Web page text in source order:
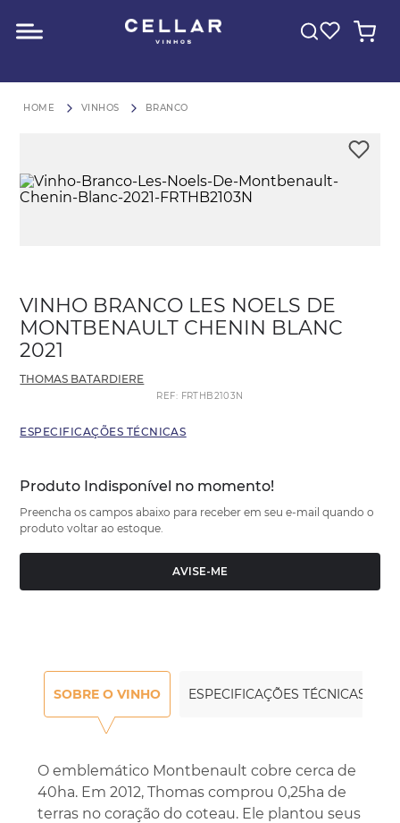
VINHOS BRANCO
VINHO BRANCO LES NOELS DE
MONTBENAULT CHENIN BLANC
2021
THOMAS BATARDIERE
REF: FRTHB2103N
ESPECIFICAÇÕES TÉCNICAS
Produto Indisponível no momento!
Preencha os campos abaixo para receber em seu e-mail quando o
produto voltar ao estoque.
AVISE-ME
SOBRE O VINHO ESPECIFICAÇÕES TÉCNICAS
O emblemático Montbenault cobre cerca de
40ha. Em 2012, Thomas comprou 0,25ha de
terras no coração do coteau. Ele plantou seus